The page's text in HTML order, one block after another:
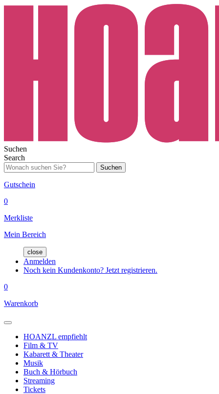
Suchen
Search
Suchen
Gutschein
0
Merkliste
Mein Bereich
close
Anmelden
Noch kein Kundenkonto? Jetzt registrieren.
0
Warenkorb
HOANZL empfiehlt
Film & TV
Kabarett & Theater
Musik
Buch & Hörbuch
Streaming
Tickets